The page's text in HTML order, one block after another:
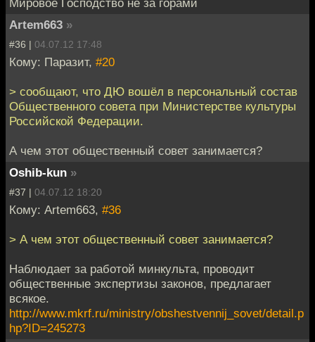
Мировое Господство не за горами
Artem663 »
#36 | 04.07.12 17:48
Кому: Паразит, #20
> сообщают, что ДЮ вошёл в персональный состав
Общественного совета при Министерстве культуры
Российской Федерации.
А чем этот общественный совет занимается?
Oshib-kun »
#37 | 04.07.12 18:20
Кому: Artem663, #36
> А чем этот общественный совет занимается?
Наблюдает за работой минкульта, проводит
общественные экспертизы законов, предлагает
всякое.
http://www.mkrf.ru/ministry/obshestvennij_sovet/detail.p
hp?ID=245273